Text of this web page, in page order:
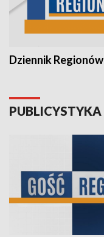
Dziennik Regionów
PUBLICYSTYKA